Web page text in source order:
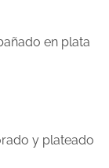
en plata
y plateado